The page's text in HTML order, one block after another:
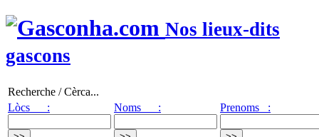
Nos lieux-dits
gascons
Recherche / Cèrca...
Lòcs :
Noms : Prenoms :